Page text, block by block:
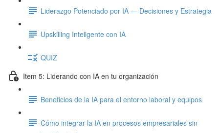
Liderazgo Potenciado por IA — Decisiones y Estrategia
Upskilling Inteligente con IA
QUIZ
Item 5: Liderando con IA en tu organización
Beneficios de la IA para el entorno laboral y equipos
Cómo integrar la IA en procesos empresariales sin